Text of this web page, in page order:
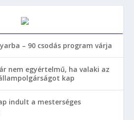
– 90 csodás program várja
nem egyértelmű, ha valaki az
kap
indult a mesterséges